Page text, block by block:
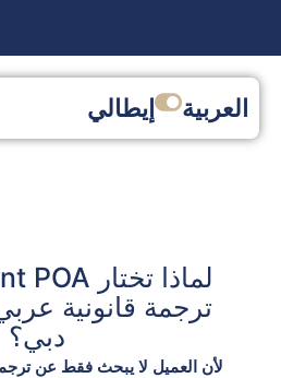
العربية إيطالي
ترجمة قانونية
دبي؟
لأن العميل لا يبحث فقط عن